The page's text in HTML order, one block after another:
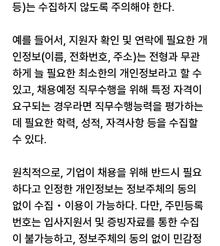
등)는 수집하지 않도록 주의해야 한다.
예를 들어서, 지원자 확인 및 연락에 필요한 개
인정보(이름, 전화번호, 주소)는 전형과 무관
하게 늘 필요한 최소한의 개인정보라고 할 수
있고, 채용예정 직무수행을 위해 특정 자격이
요구되는 경우라면 직무수행능력을 평가하는
데 필요한 학력, 성적, 자격사항 등을 수집할
수 있다.
원칙적으로, 기업이 채용을 위해 반드시 필요
하다고 인정한 개인정보는 정보주체의 동의
없이 수집‧이용이 가능하다. 다만, 주민등록
번호는 입사지원서 및 증빙자료를 통한 수집
이 불가능하고, 정보주체의 동의 없이 민감정